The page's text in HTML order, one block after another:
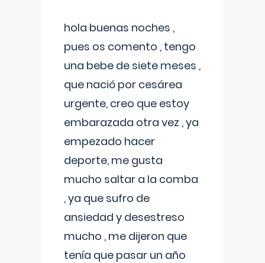
hola buenas noches ,
pues os comento , tengo
una bebe de siete meses ,
que nació por cesárea
urgente, creo que estoy
embarazada otra vez , ya
empezado hacer
deporte, me gusta
mucho saltar a la comba
, ya que sufro de
ansiedad y desestreso
mucho , me dijeron que
tenía que pasar un año